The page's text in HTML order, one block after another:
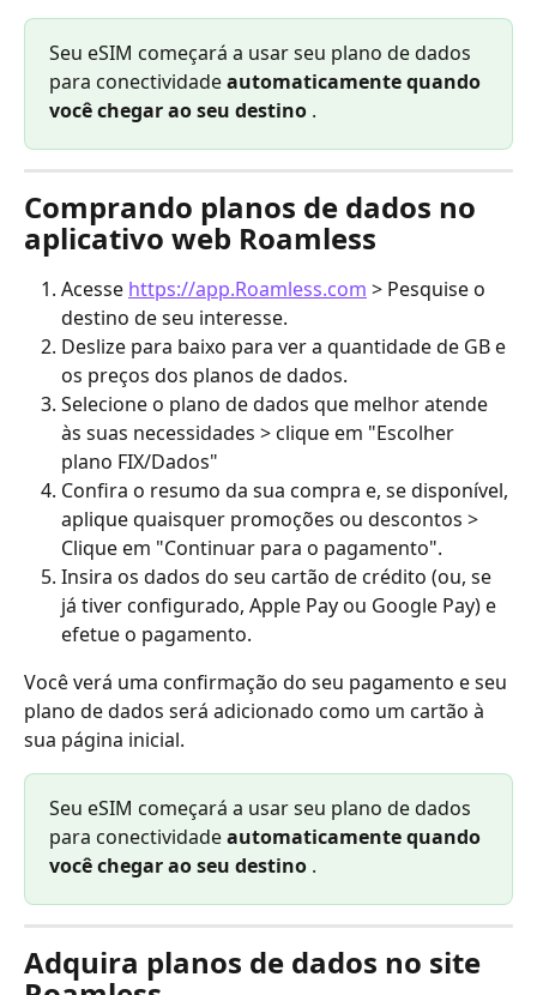
Seu eSIM começará a usar seu plano de dados
para conectividade automaticamente quando
você chegar ao seu destino .
Comprando planos de dados no
aplicativo web Roamless
Acesse https://app.Roamless.com > Pesquise o
destino de seu interesse.
Deslize para baixo para ver a quantidade de GB e
os preços dos planos de dados.
Selecione o plano de dados que melhor atende
às suas necessidades > clique em "Escolher
plano FIX/Dados"
Confira o resumo da sua compra e, se disponível,
aplique quaisquer promoções ou descontos >
Clique em "Continuar para o pagamento".
Insira os dados do seu cartão de crédito (ou, se
já tiver configurado, Apple Pay ou Google Pay) e
efetue o pagamento.
Você verá uma confirmação do seu pagamento e seu
plano de dados será adicionado como um cartão à
sua página inicial.
Seu eSIM começará a usar seu plano de dados
para conectividade automaticamente quando
você chegar ao seu destino .
Adquira planos de dados no site